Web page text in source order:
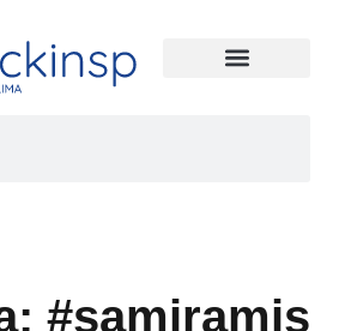
#samiramis